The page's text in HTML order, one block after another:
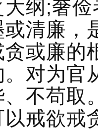
纲;奢
清廉，
或廉的
对为官
不苟取
戒欲戒